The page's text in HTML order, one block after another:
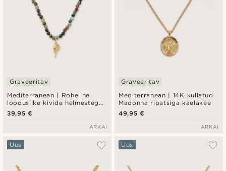
Mediterranean | Roheline
looduslike kivide helmestega
merekarbiripatsiga kaelakee
Graveeritav
39,95 €
ARKAI
Mediterranean | 14K kullatud
Madonna ripatsiga kaelakee
Graveeritav
49,95 €
ARKAI
Uus Uus